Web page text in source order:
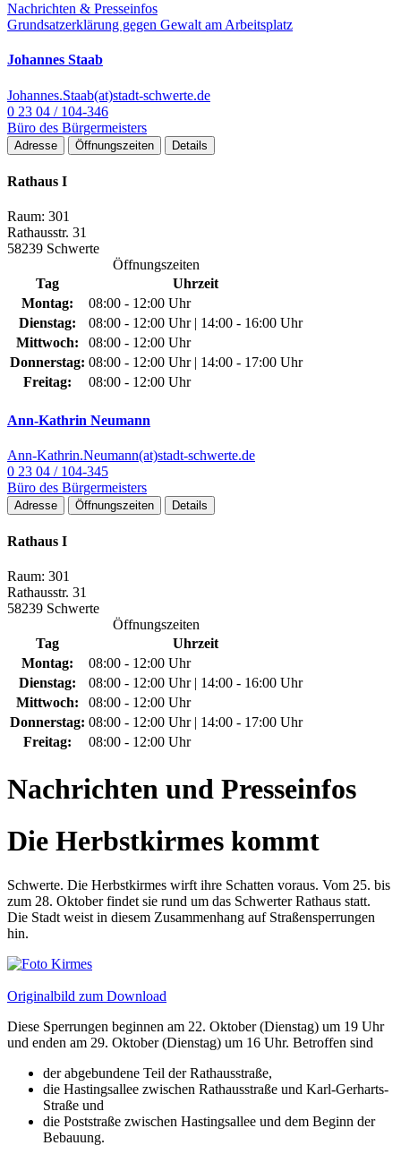
Nachrichten & Presseinfos
Grundsatzerklärung gegen Gewalt am Arbeitsplatz
Johannes Staab
Johannes.Staab(at)stadt-schwerte.de
0 23 04 / 104-346
Büro des Bürgermeisters
Adresse Öffnungszeiten Details
Rathaus I
Raum: 301
Rathausstr. 31
58239 Schwerte
Öffnungszeiten
Tag
Uhrzeit
Montag:
08:00 - 12:00 Uhr
Dienstag:
08:00 - 12:00 Uhr | 14:00 - 16:00 Uhr
Mittwoch:
08:00 - 12:00 Uhr
Donnerstag: 08:00 - 12:00 Uhr | 14:00 - 17:00 Uhr
Freitag:
08:00 - 12:00 Uhr
Ann-Kathrin Neumann
Ann-Kathrin.Neumann(at)stadt-schwerte.de
0 23 04 / 104-345
Büro des Bürgermeisters
Adresse Öffnungszeiten Details
Rathaus I
Raum: 301
Rathausstr. 31
58239 Schwerte
Öffnungszeiten
Tag
Uhrzeit
Montag:
08:00 - 12:00 Uhr
Dienstag:
08:00 - 12:00 Uhr | 14:00 - 16:00 Uhr
Mittwoch:
08:00 - 12:00 Uhr
Donnerstag: 08:00 - 12:00 Uhr | 14:00 - 17:00 Uhr
Freitag:
08:00 - 12:00 Uhr
Nachrichten und Presseinfos
Die Herbstkirmes kommt
Schwerte. Die Herbstkirmes wirft ihre Schatten voraus. Vom 25. bis
zum 28. Oktober findet sie rund um das Schwerter Rathaus statt.
Die Stadt weist in diesem Zusammenhang auf Straßensperrungen
hin.
Originalbild zum Download
Diese Sperrungen beginnen am 22. Oktober (Dienstag) um 19 Uhr
und enden am 29. Oktober (Dienstag) um 16 Uhr. Betroffen sind
der abgebundene Teil der Rathausstraße,
die Hastingsallee zwischen Rathausstraße und Karl-Gerharts-
Straße und
die Poststraße zwischen Hastingsallee und dem Beginn der
Bebauung.